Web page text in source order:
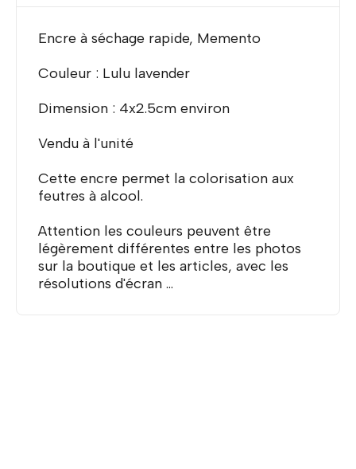
Encre à séchage rapide, Memento
Couleur : Lulu lavender
Dimension : 4x2.5cm environ
Vendu à l'unité
Cette encre permet la colorisation aux
feutres à alcool.
Attention les couleurs peuvent être
légèrement différentes entre les photos
sur la boutique et les articles, avec les
résolutions d'écran ...